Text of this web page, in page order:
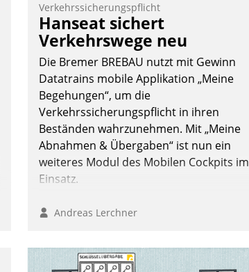
Verkehrssicherungspflicht
Hanseat sichert
Verkehrswege neu
Die Bremer BREBAU nutzt mit Gewinn
Datatrains mobile Applikation „Meine
Begehungen“, um die
Verkehrssicherungspflicht in ihren
Beständen wahrzunehmen. Mit „Meine
Abnahmen & Übergaben“ ist nun ein
weiteres Modul des Mobilen Cockpits im
Einsatz.
Andreas Lerchner